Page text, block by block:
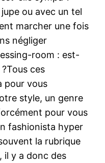
ou avec un tel
marcher une fois
négliger
room : est-
ces
pour vous
style, un genre
pour vous
fashionista hyper
la rubrique
il y a donc des